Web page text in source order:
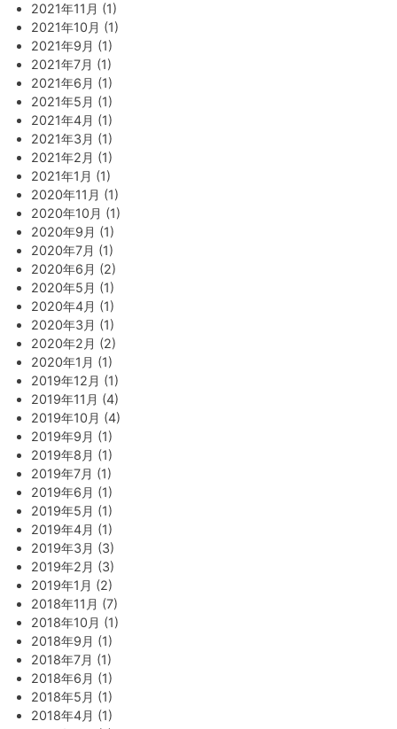
2021年11月 (1)
2021年10月 (1)
2021年9月 (1)
2021年7月 (1)
2021年6月 (1)
2021年5月 (1)
2021年4月 (1)
2021年3月 (1)
2021年2月 (1)
2021年1月 (1)
2020年11月 (1)
2020年10月 (1)
2020年9月 (1)
2020年7月 (1)
2020年6月 (2)
2020年5月 (1)
2020年4月 (1)
2020年3月 (1)
2020年2月 (2)
2020年1月 (1)
2019年12月 (1)
2019年11月 (4)
2019年10月 (4)
2019年9月 (1)
2019年8月 (1)
2019年7月 (1)
2019年6月 (1)
2019年5月 (1)
2019年4月 (1)
2019年3月 (3)
2019年2月 (3)
2019年1月 (2)
2018年11月 (7)
2018年10月 (1)
2018年9月 (1)
2018年7月 (1)
2018年6月 (1)
2018年5月 (1)
2018年4月 (1)